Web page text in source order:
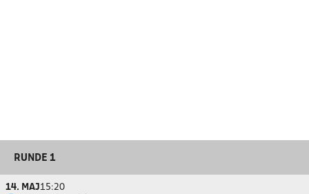
RUNDE 1
14. MAJ15:20